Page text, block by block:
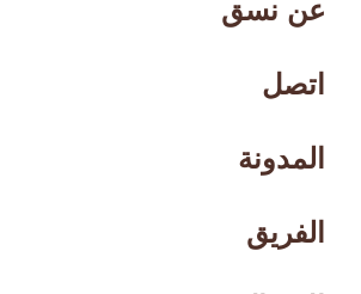
عن نسق
اتصل
المدونة
الفريق